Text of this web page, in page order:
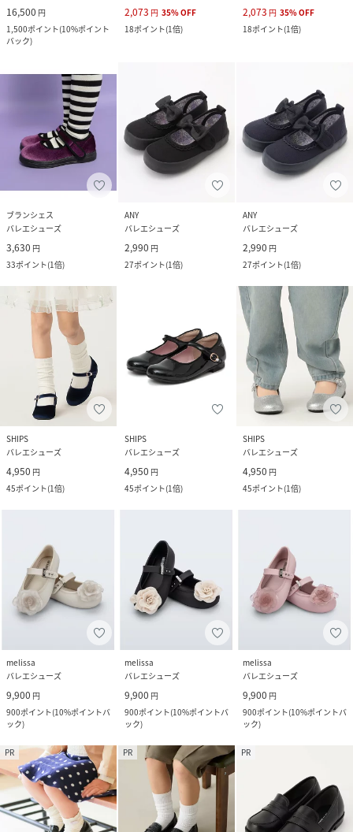
16,500 円
1,500ポイント(10%ポイント
バック)
2,073 円 35%OFF
18ポイント(1倍)
2,073 円 35%OFF
18ポイント(1倍)
ブランシェス
バレエシューズ
3,630 円
33ポイント(1倍)
ANY
バレエシューズ
2,990 円
27ポイント(1倍)
ANY
バレエシューズ
2,990 円
27ポイント(1倍)
SHIPS
バレエシューズ
4,950 円
45ポイント(1倍)
SHIPS
バレエシューズ
4,950 円
45ポイント(1倍)
SHIPS
バレエシューズ
4,950 円
45ポイント(1倍)
melissa
バレエシューズ
9,900 円
900ポイント(10%ポイントバ
ック)
melissa
バレエシューズ
9,900 円
900ポイント(10%ポイントバ
ック)
melissa
バレエシューズ
9,900 円
900ポイント(10%ポイントバ
ック)
PR PR PR